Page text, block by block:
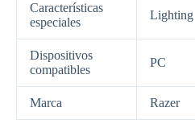
Características
especiales
Lighting
Dispositivos
compatibles
PC
Marca Razer